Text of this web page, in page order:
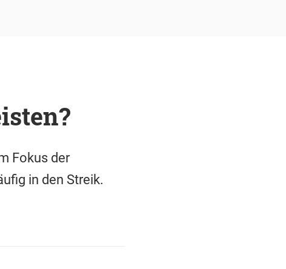
Fokus der
in den Streik.